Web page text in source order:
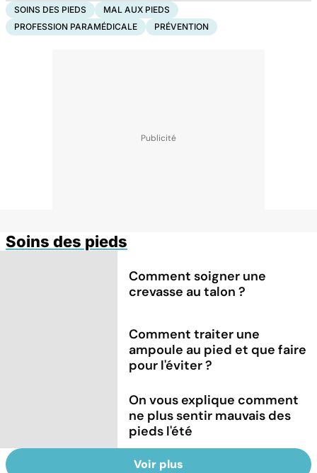
SOINS DES PIEDS
MAL AUX PIEDS
PROFESSION PARAMÉDICALE
PRÉVENTION
Soins des pieds
Comment soigner une
crevasse au talon ?
Comment traiter une
ampoule au pied et que faire
pour l'éviter ?
On vous explique comment
ne plus sentir mauvais des
pieds l'été
Voir plus